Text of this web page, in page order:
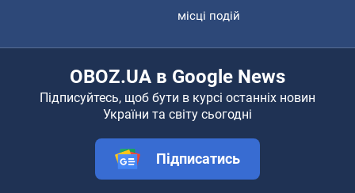
місці подій
OBOZ.UA в Google News
Підписуйтесь, щоб бути в курсі останніх новин
України та світу сьогодні
Підписатись